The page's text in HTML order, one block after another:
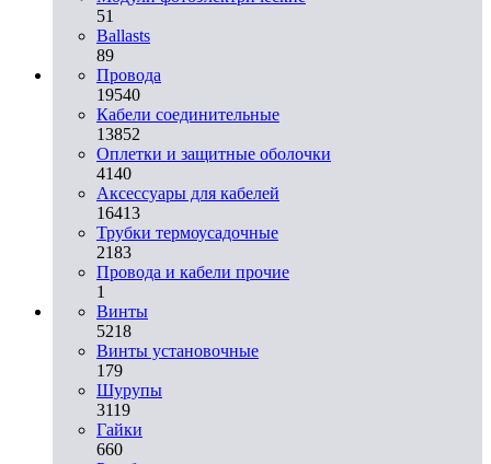
51
Ballasts
89
Провода
19540
Кабели соединительные
13852
Оплетки и защитные оболочки
4140
Аксессуары для кабелей
16413
Трубки термоусадочные
2183
Провода и кабели прочие
1
Винты
5218
Винты установочные
179
Шурупы
3119
Гайки
660